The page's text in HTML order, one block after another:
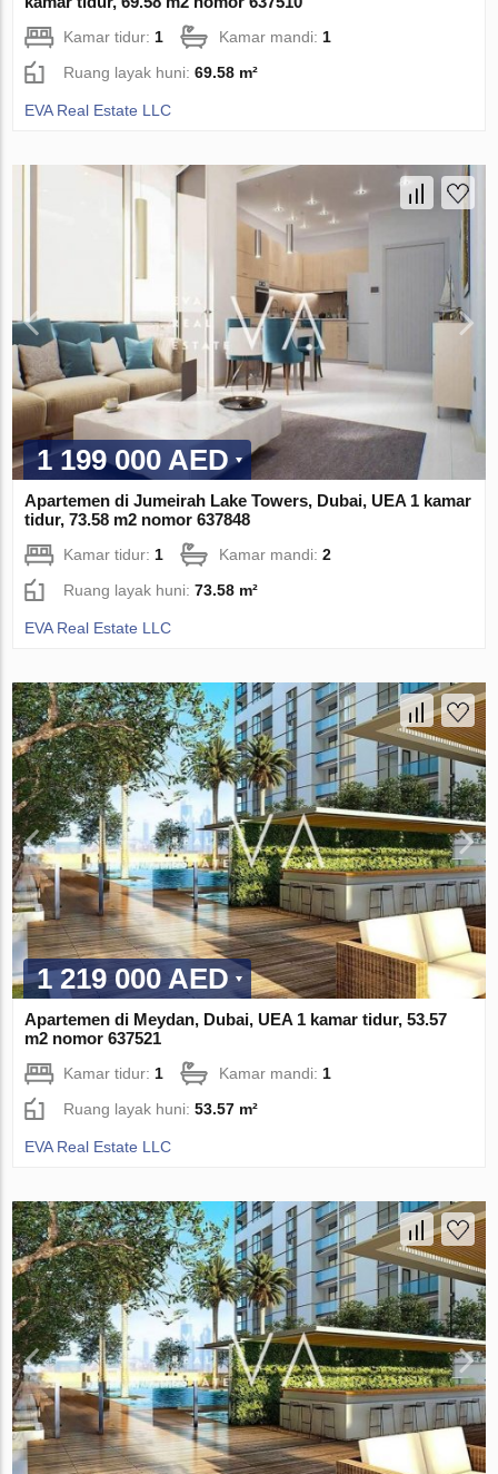
Kamar tidur: 1 Kamar mandi: 1
Ruang layak huni:69.58 m²
EVA Real Estate LLC
1 199 000 AED
Apartemen di Jumeirah Lake Towers, Dubai, UEA 1 kamar
tidur, 73.58 m2 nomor 637848
Kamar tidur:1 Kamar mandi:2
Ruang layak huni:73.58 m²
EVA Real Estate LLC
1 219 000 AED
Apartemen di Meydan, Dubai, UEA 1 kamar tidur, 53.57
m2 nomor 637521
Kamar tidur: 1 Kamar mandi: 1
Ruang layak huni:53.57 m²
EVA Real Estate LLC